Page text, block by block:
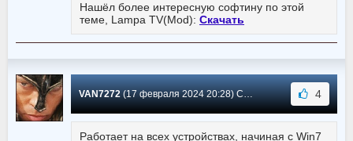
Нашёл более интересную софтину по этой
теме, Lampa TV(Mod): Скачать
VAN7272(17 февраля 2024 20:28) Сообщение #8 4
Работает на всех устройствах, начиная с Win7